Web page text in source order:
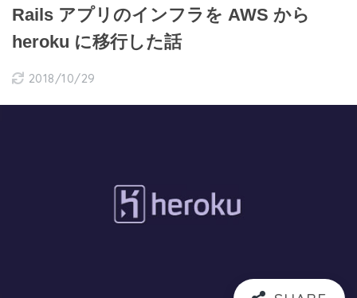
Rails アプリのインフラを AWS から
heroku に移行した話
2018/10/29